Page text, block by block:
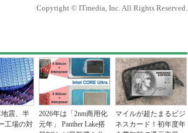
Copyright © ITmedia, Inc. All Rights Reserved.
震、半
工場の対
2026年は「2nm商用化
元年」 Panther Lake搭
マイルが超たまるビジ
ネスカード！初年度年